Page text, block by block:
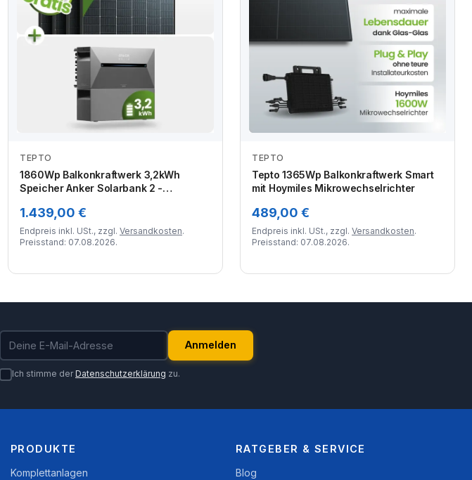
TEPTO
1860Wp Balkonkraftwerk 3,2kWh
Speicher Anker Solarbank 2 -
1.439,00 €
Endpreis inkl. USt., zzgl. Versandkosten.
Preisstand: 07.08.2026.
TEPTO
Tepto 1365Wp Balkonkraftwerk Smart
mit Hoymiles Mikrowechselrichter
489,00 €
Endpreis inkl. USt., zzgl. Versandkosten.
Preisstand: 07.08.2026.
E-Mail-Adresse
Anmelden
Ich stimme derDatenschutzerklärung zu.
PRODUKTE
Komplettanlagen
RATGEBER & SERVICE
Blog